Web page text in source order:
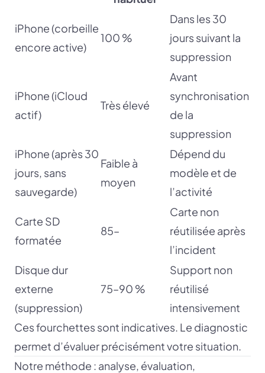
iPhone (corbeille
encore active)
100 %
Dans les 30
jours suivant la
suppression
iPhone (iCloud
actif)
Très élevé
Avant
synchronisation
de la
suppression
iPhone (après 30
jours, sans
sauvegarde)
Faible à
moyen
Dépend du
modèle et de
l’activité
Carte SD
formatée
85–
Carte non
réutilisée après
l’incident
Disque dur
externe
(suppression)
75–90 %
Support non
réutilisé
intensivement
Ces fourchettes sont indicatives. Le diagnostic
permet d’évaluer précisément votre situation.
Notre méthode : analyse, évaluation,